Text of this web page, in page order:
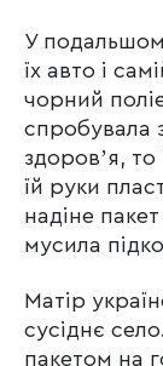
У
їх авто і
чорний
спробувала
здоровʼя,
їй руки
надіне
мусила
Матір
сусіднє
пакетом на